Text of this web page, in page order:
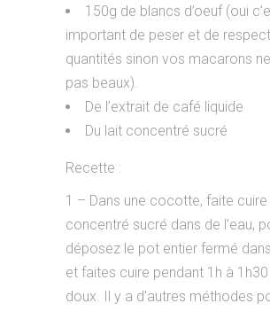
150g de blancs d’oeuf (oui
important de peser et de
quantités sinon vos macarons
pas beaux).
De l’extrait de café liquide
Du lait concentré sucré
Recette :
1 – Dans une cocotte, faite cuire
concentré sucré dans de l’eau,
déposez le pot entier fermé dans
et faites cuire pendant 1h à
doux. Il y a d’autres méthodes